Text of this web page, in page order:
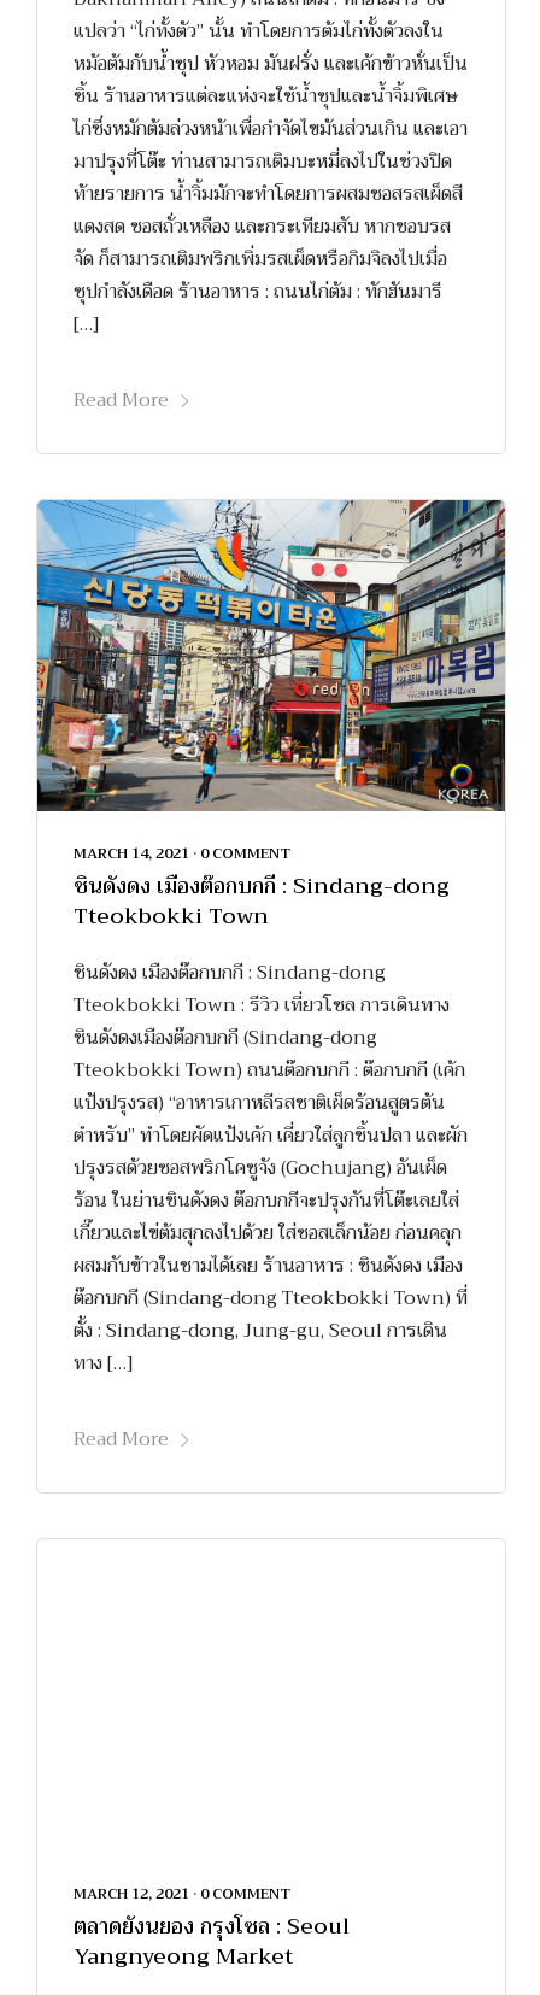
แปลว่า “ไก่ทั้งตัว” นั้น ทำโดยการต้มไก่ทั้งตัวลงใน
หม้อต้มกับน้ำซุป หัวหอม มันฝรั่ง และเค้กข้าวหั่นเป็น
ชิ้น ร้านอาหารแต่ละแห่งจะใช้น้ำซุปและน้ำจิ้มพิเศษ
ไก่ซึ่งหมักต้มล่วงหน้าเพื่อกำจัดไขมันส่วนเกิน และเอา
มาปรุงที่โต๊ะ ท่านสามารถเติมบะหมี่ลงไปในช่วงปิด
ท้ายรายการ น้ำจิ้มมักจะทำโดยการผสมซอสรสเผ็ดสี
แดงสด ซอสถั่วเหลือง และกระเทียมสับ หากชอบรส
จัด ก็สามารถเติมพริกเพิ่มรสเผ็ดหรือกิมจิลงไปเมื่อ
ซุปกำลังเดือด ร้านอาหาร : ถนนไก่ต้ม : ทักฮันมารี
[…]
Read More
MARCH 14, 2021 • 0 COMMENT
ชินดังดง เมืองต๊อกบกกี : Sindang-dong
Tteokbokki Town
ชินดังดง เมืองต๊อกบกกี : Sindang-dong
Tteokbokki Town : รีวิว เที่ยวโซล การเดินทาง
ชินดังดงเมืองต๊อกบกกี (Sindang-dong
Tteokbokki Town) ถนนต๊อกบกกี : ต๊อกบกกี (เค้ก
แป้งปรุงรส) “อาหารเกาหลีรสชาติเผ็ดร้อนสูตรต้น
ตำหรับ” ทำโดยผัดแป้งเค้ก เคี่ยวใส่ลูกชิ้นปลา และผัก
ปรุงรสด้วยซอสพริกโคซูจัง (Gochujang) อันเผ็ด
ร้อน ในย่านชินดังดง ต๊อกบกกีจะปรุงกันที่โต๊ะเลยใส่
เกี๊ยวและไข่ต้มสุกลงไปด้วย ใส่ซอสเล็กน้อย ก่อนคลุก
ผสมกับข้าวในชามได้เลย ร้านอาหาร : ชินดังดง เมือง
ต๊อกบกกี (Sindang-dong Tteokbokki Town) ที่
ตั้ง : Sindang-dong, Jung-gu, Seoul การเดิน
ทาง […]
Read More
MARCH 12, 2021 • 0 COMMENT
ตลาดยังนยอง กรุงโซล : Seoul
Yangnyeong Market